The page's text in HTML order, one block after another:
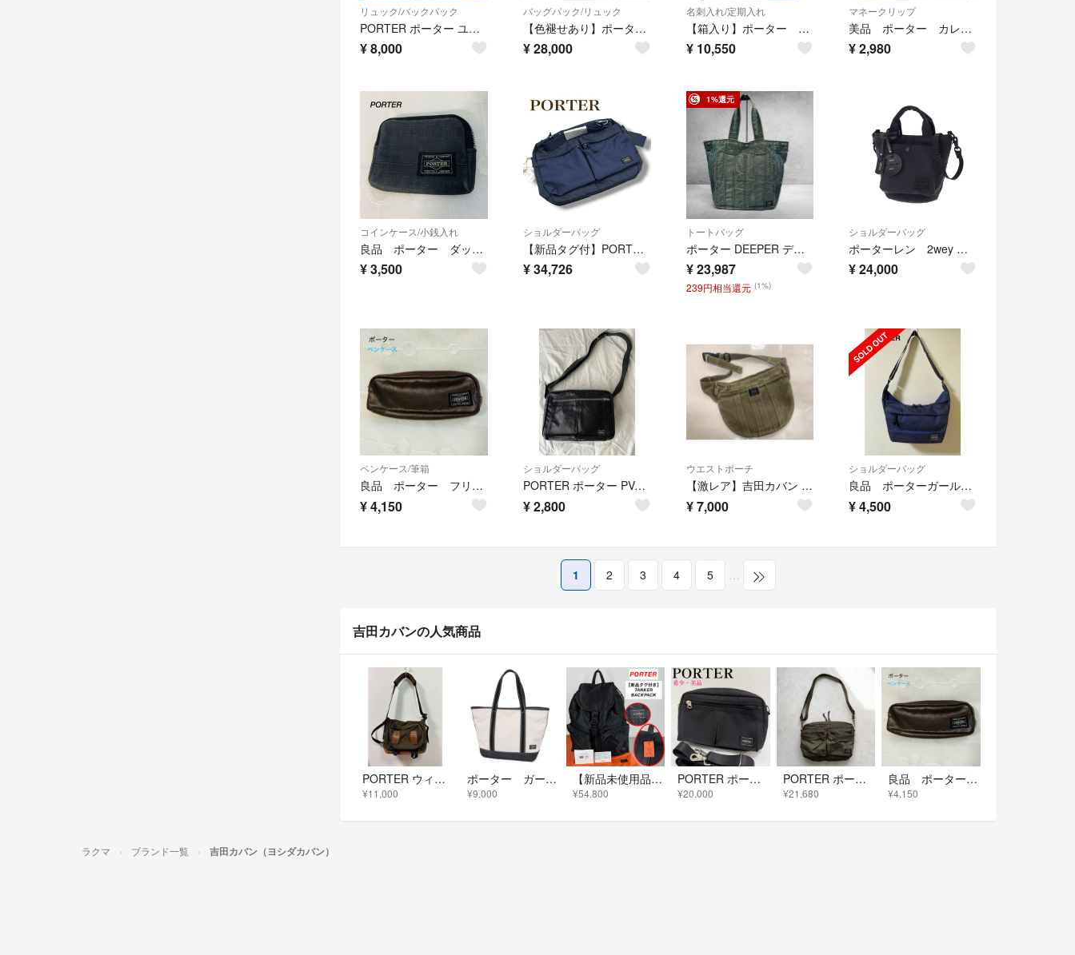
リュック/バックパック
PORTER ポーター ユニオン UNION リュック バックパック 吉田カバン
¥8,000
バッグパック/リュック
【色褪せあり】ポーター タンカー バックパック／デイパック
¥28,000
名刺入れ/定期入れ
【箱入り】ポーター パスケース 定期入れ カードケース 吉田カバン 日本製
¥ 10,550
マネークリップ
美品 ポーター カレント マネークリップ ネイビー 財布 本革
¥2,980
コインケース/小銭入れ
良品 ポーター ダック 小銭入れ コインケース カードケース 黒
¥3,500
ショルダーバッグ
【新品タグ付】PORTER FORCE ショルダーバッグ ネイビー ポーチ付
¥34,726
1%還元
トートバッグ
ポーター DEEPER デニム トートバッグ A4 大容量 廃盤 吉田カバン
¥23,987
239円相当還元 (1%)
ショルダーバッグ
ポーターレン 2wey ショルダーバック 833-26176
¥24,000
ペンケース/筆箱
良品 ポーター フリースタイル ペンケース ブラウン 小物入れ
¥4,150
ショルダーバッグ
PORTER ポーター PVCショルダーバッグ 黒 吉田カバン
¥2,800
ウエストポーチ
【激レア】吉田カバン ポーター ショルダーバッグ ウエストポーチ
¥7,000
ショルダーバッグ
良品 ポーターガール ムース ショルダーバッグ ネイビー PORTER
¥4,500
1 2 3 4 5 …
吉田カバンの人気商品
PORTER ウィルダネスサイクル ショルダーバッグ 吉田カバン カーキ
¥11,000
ポーター ガール ボーイフレンド トートバッグ ホワイト ブラック キャンバス
¥9,000
【新品未使用品】PORTER / TANKER BACKPACK / 男女兼用
¥54,800
PORTER ポーター 吉田カバン ショルダーバッグ ナイロン 黒 美品 希少
¥20,000
PORTER ポーター ショルダーバッグ カーキ ナイロン ミリタリー
¥21,680
良品 ポーター フリースタイル ペンケース ブラウン 小物入れ
¥4,150
ラクマ ブランド一覧 吉田カバン（ヨシダカバン）